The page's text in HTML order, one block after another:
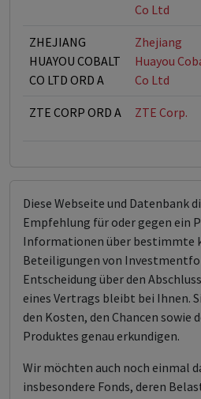
Co Ltd
ZHEJIANG
HUAYOU COBALT
CO LTD ORD A
Zhejiang
Huayou
Co Ltd
ZTE CORP ORD A ZTE Corp.
Diese Webseite und Datenbank
Empfehlung für oder gegen ein
Informationen über bestimmte
Beteiligungen von
Entscheidung über den
eines Vertrags bleibt bei Ihnen.
den Kosten, den Chancen sowie
Produktes genau erkundigen.
Wir möchten auch noch einmal
insbesondere Fonds, deren